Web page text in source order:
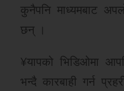
कुनैपनि माध्यमबाट
छन् ।
¥यापको भिडिओमा
भन्दै कारबाही गर्न